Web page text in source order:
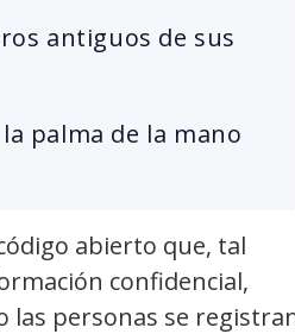
antiguos de sus
palma de la mano
abierto que, tal
confidencial,
las personas se